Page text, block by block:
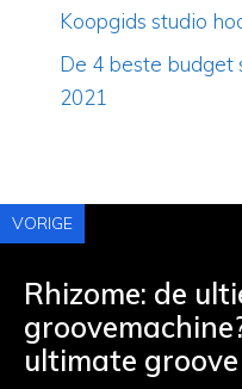
Koopgids studio
De 4 beste budget
2021
VORIGE
Rhizome: de
ultimate